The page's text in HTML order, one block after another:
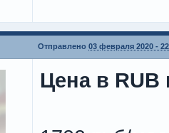
Отправлено 03 февраля 2020 -
Цена в RUB